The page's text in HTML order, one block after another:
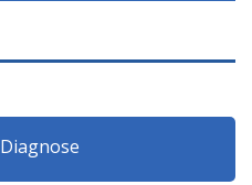
Diagnose